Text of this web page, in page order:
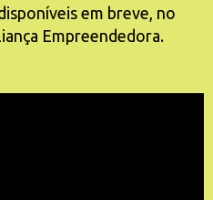
em breve, no
Empreendedora.